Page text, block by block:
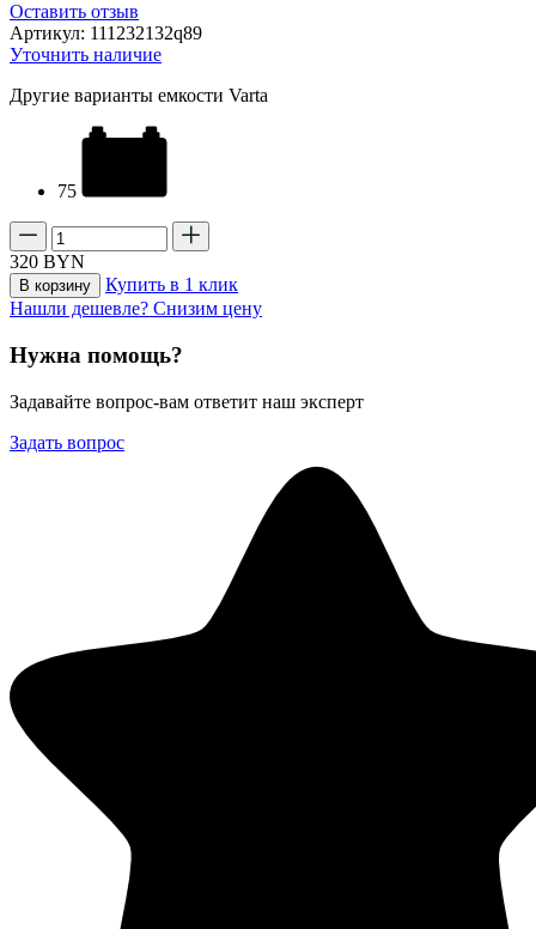
Оставить отзыв
Артикул: 111232132q89
Уточнить наличие
Другие варианты емкости Varta
75
320 BYN
В корзину
Купить в 1 клик
Нашли дешевле? Снизим цену
Нужна помощь?
Задавайте вопрос-вам ответит наш эксперт
Задать вопрос